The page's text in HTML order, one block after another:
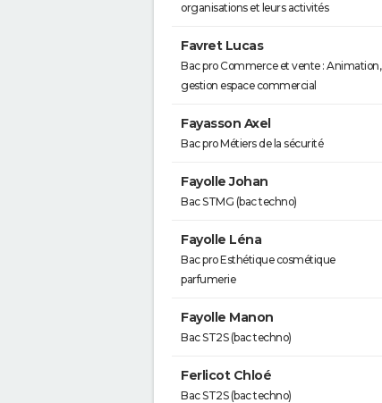
organisations et leurs activités
Favret Lucas
Bac pro Commerce et vente : Animation,
gestion espace commercial
Fayasson Axel
Bac pro Métiers de la sécurité
Fayolle Johan
Bac STMG (bac techno)
Fayolle Léna
Bac pro Esthétique cosmétique
parfumerie
Fayolle Manon
Bac ST2S (bac techno)
Ferlicot Chloé
Bac ST2S (bac techno)